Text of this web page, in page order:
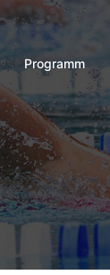
Programm